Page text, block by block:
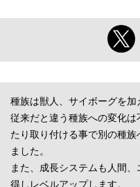
種族は獣人、サイボーグを加
従来だと違う種族への変化
たり取り付ける事で別の種
ました。
また、成長システムも人間
得しレベルアップします。